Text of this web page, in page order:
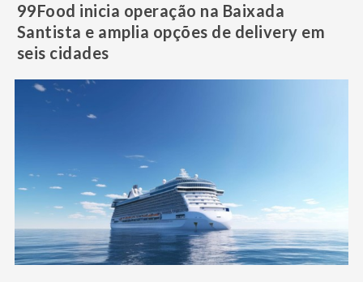
99Food inicia operação na Baixada
Santista e amplia opções de delivery em
seis cidades